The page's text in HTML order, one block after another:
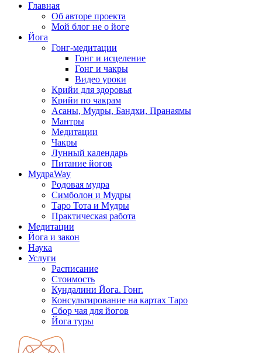
Главная
Об авторе проекта
Мой блог не о йоге
Йога
Гонг-медитации
Гонг и исцеление
Гонг и чакры
Видео уроки
Крийи для здоровья
Крийи по чакрам
Асаны, Мудры, Бандхи, Пранаямы
Мантры
Медитации
Чакры
Лунный календарь
Питание йогов
МудраWay
Родовая мудра
Симболон и Мудры
Таро Тота и Мудры
Практическая работа
Медитации
Йога и закон
Наука
Услуги
Расписание
Стоимость
Кундалини Йога. Гонг.
Консультирование на картах Таро
Сбор чая для йогов
Йога туры